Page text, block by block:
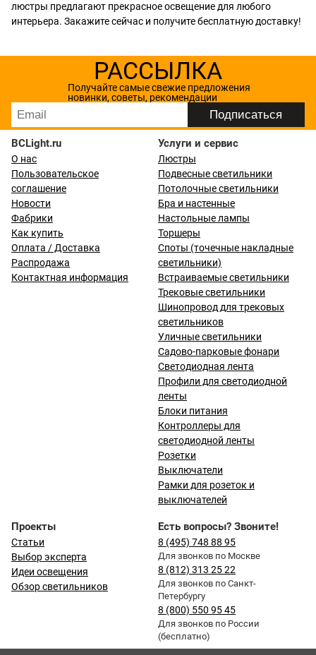
люстры предлагают прекрасное освещение для любого
интерьера. Закажите сейчас и получите бесплатную доставку!
РАССЫЛКА
Получайте самые свежие предложения
новинки, советы, рекомендации
BCLight.ru
О нас
Пользовательское
соглашение
Новости
Фабрики
Как купить
Оплата / Доставка
Распродажа
Контактная информация
Услуги и сервис
Люстры
Подвесные светильники
Потолочные светильники
Бра и настенные
Настольные лампы
Торшеры
Споты (точечные накладные
светильники)
Встраиваемые светильники
Трековые светильники
Шинопровод для трековых
светильников
Уличные светильники
Садово-парковые фонари
Светодиодная лента
Профили для светодиодной
ленты
Блоки питания
Контроллеры для
светодиодной ленты
Розетки
Выключатели
Рамки для розеток и
выключателей
Проекты
Статьи
Выбор эксперта
Идеи освещения
Обзор светильников
Есть вопросы? Звоните!
8 (495) 748 88 95
Для звонков по Москве
8 (812) 313 25 22
Для звонков по Санкт-
Петербургу
8 (800) 550 95 45
Для звонков по России
(бесплатно)